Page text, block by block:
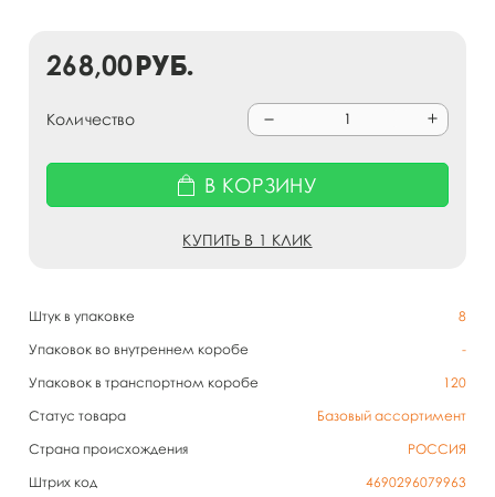
Штук в упаковке
8
Упаковок во внутреннем коробе
-
Упаковок в транспортном коробе
120
Статус товара
Базовый ассортимент
Страна происхождения
РОССИЯ
Штрих код
4690296079963
268,00руб.
Количество
В КОРЗИНУ
КУПИТЬ В 1 КЛИК